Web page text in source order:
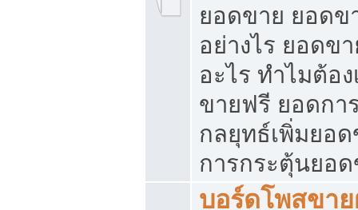
ยอดขาย ยอดข
อย่างไร ยอดข
อะไร ทำไมต้อ
ขายฟรี ยอดกา
กลยุทธ์เพิ่มยอ
การกระตุ้นยอ
บอร์ดโพสขา